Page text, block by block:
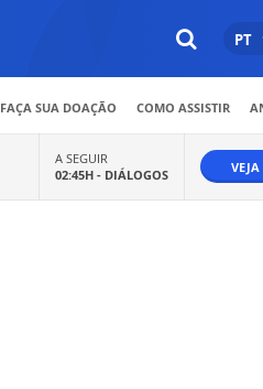
PT
FAÇA SUA DOAÇÃO COMO ASSISTIR
A SEGUIR
02:45H - DIÁLOGOS